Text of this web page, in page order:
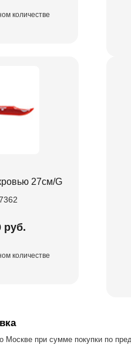
количестве
27см/G
руб.
количестве
Москве при сумме покупки по